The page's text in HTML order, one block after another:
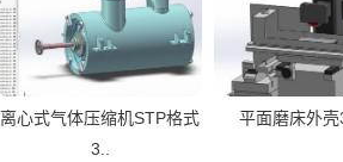
离心式气体压缩机STP格式
3..
平面磨床外壳